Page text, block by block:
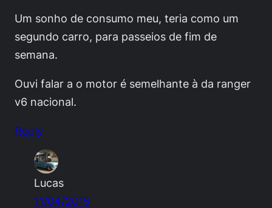
Um sonho de consumo meu, teria como um
segundo carro, para passeios de fim de
semana.
Ouvi falar a o motor é semelhante à da ranger
v6 nacional.
Reply
Lucas
11/04/2015